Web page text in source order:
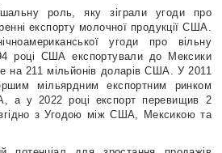
роль, яку зіграли угоди про
експорту молочної продукції США.
угоди про вільну
році США експортували до Мексики
на 211 мільйонів доларів США. У 2011
мільярдним експортним ринком
а у 2022 році експорт перевищив 2
з Угодою між США, Мексикою та